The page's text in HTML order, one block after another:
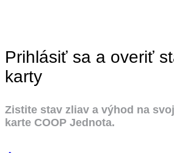
Prihlásiť sa a overiť
karty
Zistite stav zliav a výhod na
karte COOP Jednota.